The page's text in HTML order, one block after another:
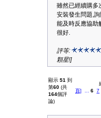
雖然已經續購多
安裝發生問題,
能及時反應協助
很好.
評等:
顆星!]
顯示 51 到
第60 (共
164個評
論)
頁]
6 7